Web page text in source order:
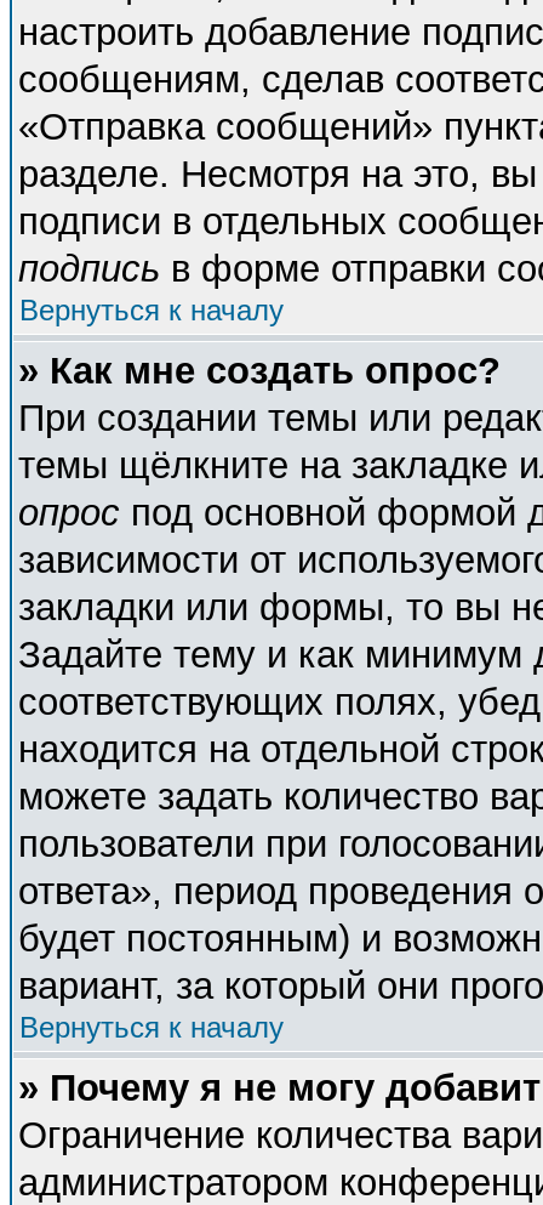
настроить добавление
сообщениям, сделав
«Отправка сообщений»
разделе. Несмотря на это,
подписи в отдельных
подпись в форме отправки
Вернуться к началу
» Как мне создать опрос?
При создании темы или
темы щёлкните на закладке
опрос под основной формой
зависимости от
закладки или формы, то вы
Задайте тему и как минимум
соответствующих полях,
находится на отдельной
можете задать количество
пользователи при
ответа», период проведения
будет постоянным) и
вариант, за который они
Вернуться к началу
» Почему я не могу
Ограничение количества
администратором